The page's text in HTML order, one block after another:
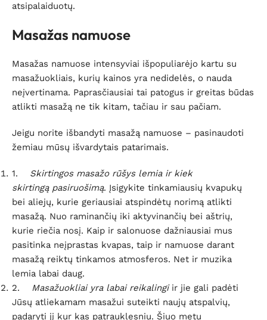
atsipalaiduotų.
Masažas namuose
Masažas namuose intensyviai išpopuliarėjo kartu su
masažuokliais, kurių kainos yra nedidelės, o nauda
neįvertinama. Paprasčiausiai tai patogus ir greitas būdas
atlikti masažą ne tik kitam, tačiau ir sau pačiam.
Jeigu norite išbandyti masažą namuose – pasinaudoti
žemiau mūsų išvardytais patarimais.
1. Skirtingos masažo rūšys lemia ir kiek
skirtingą pasiruošimą. Įsigykite tinkamiausių kvapukų
bei aliejų, kurie geriausiai atspindėtų norimą atlikti
masažą. Nuo raminančių iki aktyvinančių bei aštrių,
kurie riečia nosį. Kaip ir salonuose dažniausiai mus
pasitinka neįprastas kvapas, taip ir namuose darant
masažą reiktų tinkamos atmosferos. Net ir muzika
lemia labai daug.
2. Masažuokliai yra labai reikalingiir jie gali padėti
Jūsų atliekamam masažui suteikti naujų atspalvių,
padaryti jį kur kas patrauklesniu. Šiuo metu